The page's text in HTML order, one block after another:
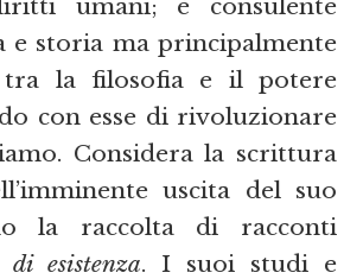
e storia ma principalmente
tra la filosofia e il potere
con esse di rivoluzionare
Considera la scrittura
uscita del suo
la raccolta di racconti
di esistenza. I suoi studi e